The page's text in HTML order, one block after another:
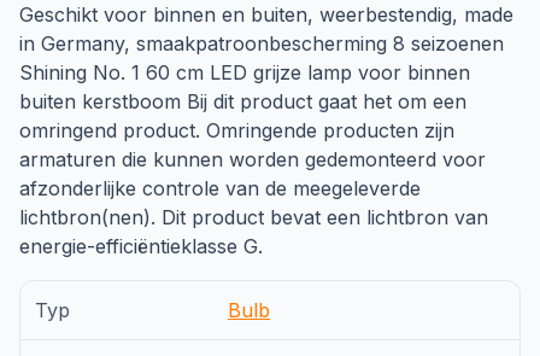
Geschikt voor binnen en buiten, weerbestendig, made
in Germany, smaakpatroonbescherming 8 seizoenen
Shining No. 1 60 cm LED grijze lamp voor binnen
buiten kerstboom Bij dit product gaat het om een
omringend product. Omringende producten zijn
armaturen die kunnen worden gedemonteerd voor
afzonderlijke controle van de meegeleverde
lichtbron(nen). Dit product bevat een lichtbron van
energie-efficiëntieklasse G.
Typ Bulb